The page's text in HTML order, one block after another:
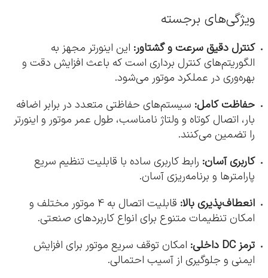
ویژگی‌های برجسته
کنترل دقیق سرعت و گشتاور: این اینورتر مجهز به
الگوریتم‌های کنترل برداری است که باعث افزایش دقت و
بهره‌وری در عملکرد موتور می‌شود.
حفاظت کامل: سیستم‌های حفاظتی متعدد در برابر اضافه
بار، اتصال کوتاه و ولتاژ نامناسب، طول عمر موتور و اینورتر
را تضمین می‌کنند.
کاربری آسان: رابط کاربری ساده با قابلیت تنظیم سریع
پارامترها و برنامه‌ریزی آسان.
انعطاف‌پذیری بالا:
قابلیت اتصال به 4 موتور مختلف و
امکان تنظیمات متنوع برای انواع کاربردهای صنعتی.
ترمز DC داخلی:
امکان توقف سریع موتور برای افزایش
ایمنی و جلوگیری از آسیب احتمالی.